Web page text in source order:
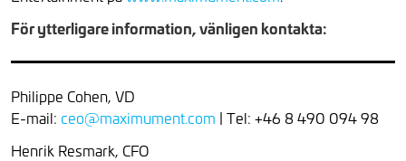
För ytterligare information, vänligen kontakta:
Philippe Cohen, VD
E-mail: ceo@maximument.com | Tel: +46 8 490 094 98
Henrik Resmark, CFO